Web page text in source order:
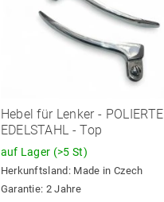
Hebel für Lenker - POLIERTE
EDELSTAHL - Top
auf Lager (>5 St)
Herkunftsland: Made in Czech
Garantie: 2 Jahre